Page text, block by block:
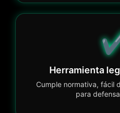
Herramienta
Cumple normativa, fácil
para